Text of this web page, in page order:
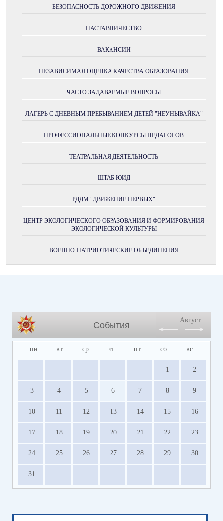
БЕЗОПАСНОСТЬ ДОРОЖНОГО ДВИЖЕНИЯ
НАСТАВНИЧЕСТВО
ВАКАНСИИ
НЕЗАВИСИМАЯ ОЦЕНКА КАЧЕСТВА ОБРАЗОВАНИЯ
ЧАСТО ЗАДАВАЕМЫЕ ВОПРОСЫ
ЛАГЕРЬ С ДНЕВНЫМ ПРЕБЫВАНИЕМ ДЕТЕЙ "НЕУНЫВАЙКА"
ПРОФЕССИОНАЛЬНЫЕ КОНКУРСЫ ПЕДАГОГОВ
ТЕАТРАЛЬНАЯ ДЕЯТЕЛЬНОСТЬ
ШТАБ ЮИД
РДДМ "ДВИЖЕНИЕ ПЕРВЫХ"
ЦЕНТР ЭКОЛОГИЧЕСКОГО ОБРАЗОВАНИЯ И ФОРМИРОВАНИЯ
ЭКОЛОГИЧЕСКОЙ КУЛЬТУРЫ
ВОЕННО-ПАТРИОТИЧЕСКИЕ ОБЪЕДИНЕНИЯ
События
Август
пн вт ср чт пт сб вс
1 2
3 4 5 6 7 8 9
10 11 12 13 14 15 16
17 18 19 20 21 22 23
24 25 26 27 28 29 30
31